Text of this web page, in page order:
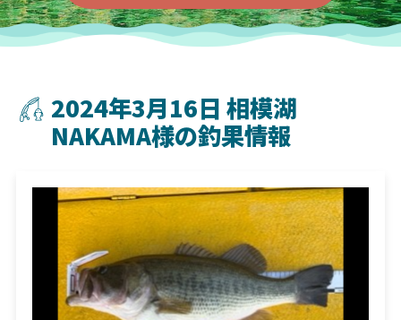
2024年3月16日 相模湖
NAKAMA様の釣果情報